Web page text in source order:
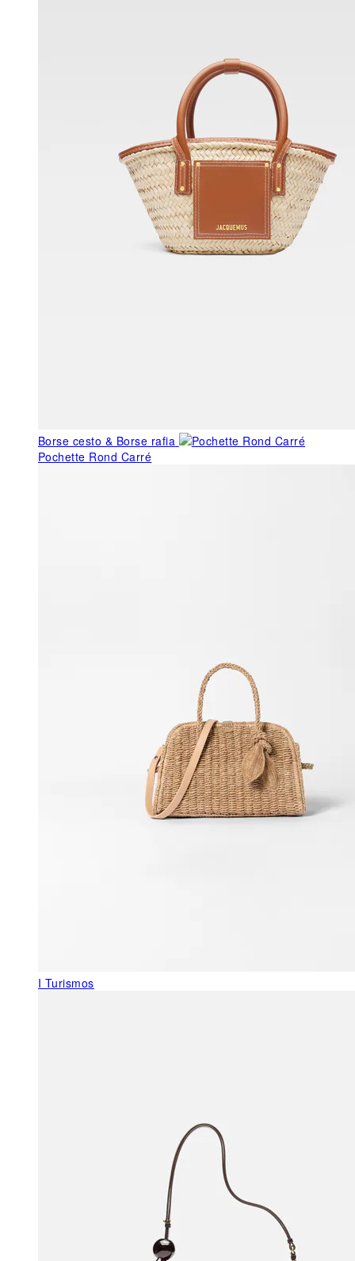
Borse cesto & Borse rafia
Pochette Rond Carré
I Turismos